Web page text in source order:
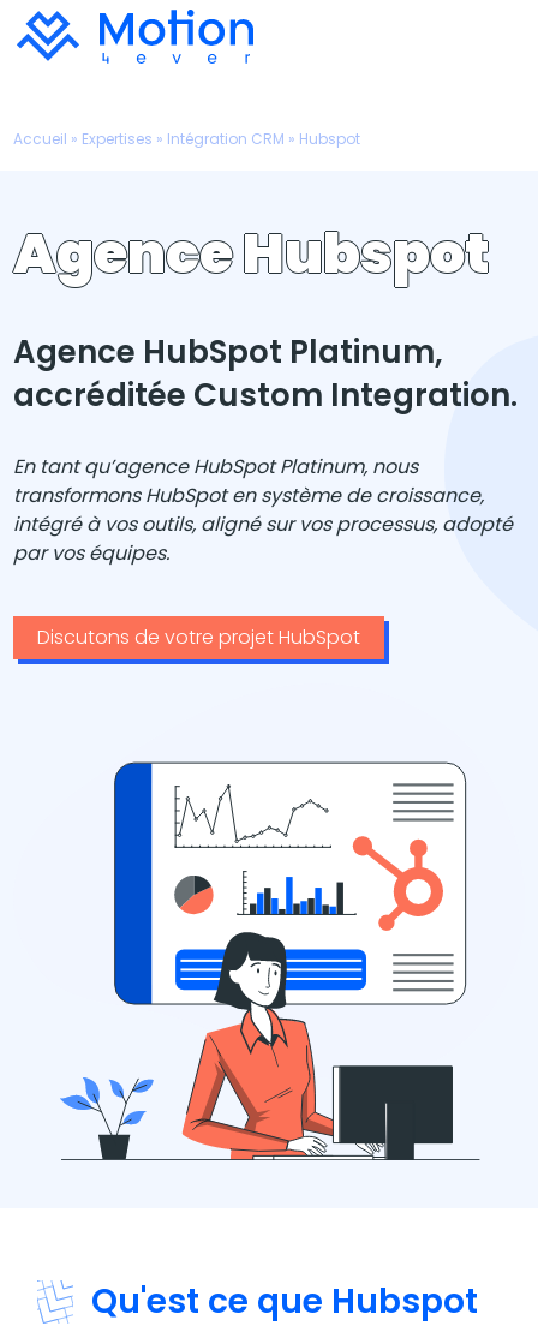
Accueil » Expertises » Intégration CRM » Hubspot
Agence Hubspot
Agence HubSpot Platinum,
accréditée Custom Integration.
En tant qu’agence HubSpot Platinum, nous
transformons HubSpot en système de croissance,
intégré à vos outils, aligné sur vos processus, adopté
par vos équipes.
Discutons de votre projet HubSpot
Qu'est ce que Hubspot